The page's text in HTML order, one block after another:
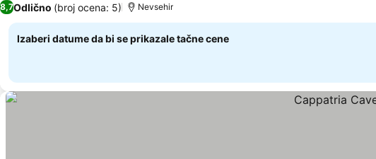
8,7Odlično (broj ocena: 5) Nevsehir
Izaberi datume da bi se prikazale tačne cene